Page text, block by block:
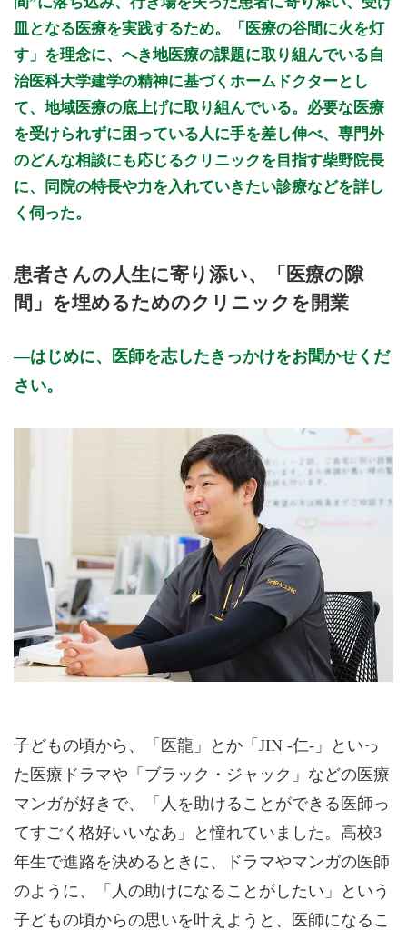
皿となる医療を実践するため。「医療の谷間に火を灯
す」を理念に、へき地医療の課題に取り組んでいる自
治医科大学建学の精神に基づくホームドクターとし
て、地域医療の底上げに取り組んでいる。必要な医療
を受けられずに困っている人に手を差し伸べ、専門外
のどんな相談にも応じるクリニックを目指す柴野院長
に、同院の特長や力を入れていきたい診療などを詳し
く伺った。
患者さんの人生に寄り添い、「医療の隙
間」を埋めるためのクリニックを開業
はじめに、医師を志したきっかけをお聞かせくだ
さい。
子どもの頃から、「医龍」とか「JIN -仁-」といっ
た医療ドラマや「ブラック・ジャック」などの医療
マンガが好きで、「人を助けることができる医師っ
てすごく格好いいなあ」と憧れていました。高校3
年生で進路を決めるときに、ドラマやマンガの医師
のように、「人の助けになることがしたい」という
子どもの頃からの思いを叶えようと、医師になるこ